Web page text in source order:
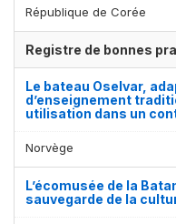
République de Corée
Registre de bonnes
Le bateau Oselvar,
d’enseignement
utilisation dans un
Norvège
L’écomusée de la
sauvegarde de la